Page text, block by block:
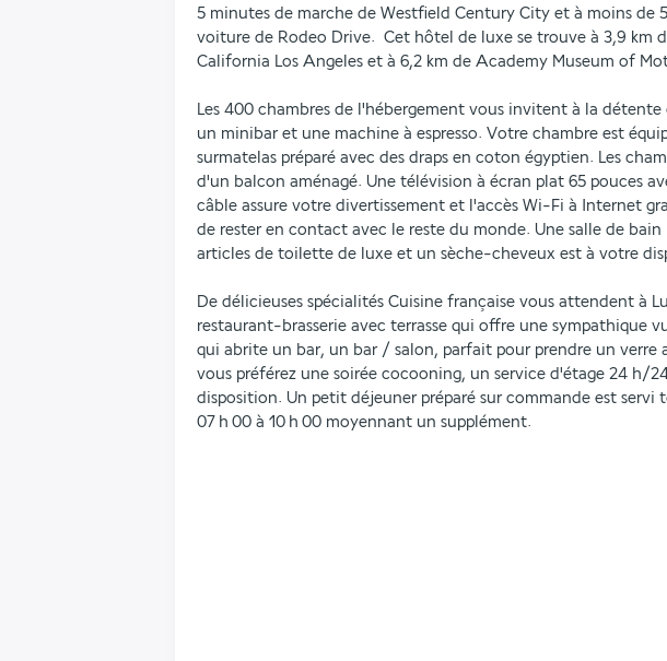
5 minutes de marche de Westfield Century City et à moins de
voiture de Rodeo Drive.  Cet hôtel de luxe se trouve à 3,9 km
California Los Angeles et à 6,2 km de Academy Museum of
Les 400 chambres de l'hébergement vous invitent à la
un minibar et une machine à espresso. Votre chambre est
surmatelas préparé avec des draps en coton égyptien. Les
d'un balcon aménagé. Une télévision à écran plat 65 pouces
câble assure votre divertissement et l'accès Wi-Fi à Internet
de rester en contact avec le reste du monde. Une salle de bain
articles de toilette de luxe et un sèche-cheveux est à votre
De délicieuses spécialités Cuisine française vous attendent à
restaurant-brasserie avec terrasse qui offre une sympathique
qui abrite un bar, un bar / salon, parfait pour prendre un verre
vous préférez une soirée cocooning, un service d'étage 24 h/
disposition. Un petit déjeuner préparé sur commande est servi
07 h 00 à 10 h 00 moyennant un supplément.